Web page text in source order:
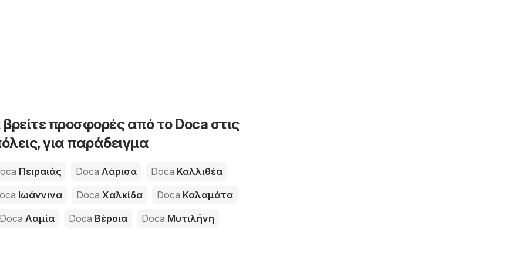
προσφορές από το Doca στις
για παράδειγμα
Πειραιάς Doca Λάρισα Doca Καλλιθέα
Ιωάννινα Doca Χαλκίδα Doca Καλαμάτα
Doca Λαμία Doca Βέροια Doca Μυτιλήνη